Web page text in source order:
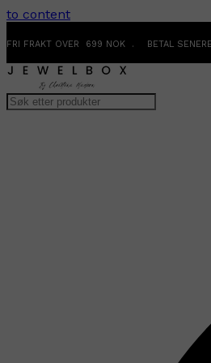
to content
FRI FRAKT OVER 699 NOK . BETAL